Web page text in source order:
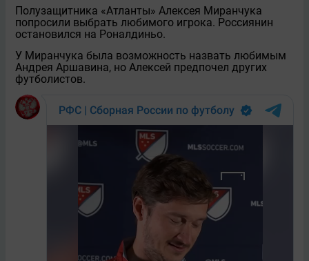
Полузащитника «Атланты» Алексея Миранчука
попросили выбрать любимого игрока. Россиянин
остановился на Роналдиньо.
У Миранчука была возможность назвать любимым
Андрея Аршавина, но Алексей предпочел других
футболистов.